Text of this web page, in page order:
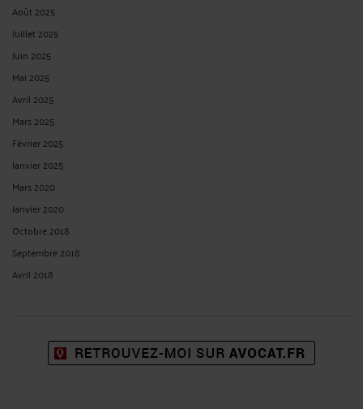
Août 2025
Juillet 2025
Juin 2025
Mai 2025
Avril 2025
Mars 2025
Février 2025
Janvier 2025
Mars 2020
Janvier 2020
Octobre 2018
Septembre 2018
Avril 2018